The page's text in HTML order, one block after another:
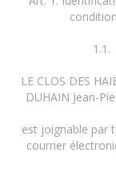
LE CLOS DES
DUHAIN Jean-
est joignable par
courrier